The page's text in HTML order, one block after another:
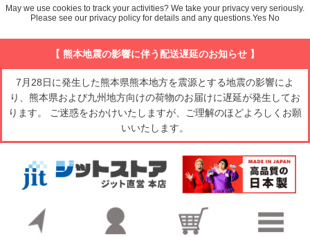
【 熊本地震の影響に伴う配送遅延のお知らせ 】
7月28日に発生した熊本県熊本地方を震源とする地震の影響によ
り、熊本県および九州地方向けの荷物のお届けに遅延が発生してお
ります。 ご迷惑をおかけいたしますが、ご理解のほどよろしくお願
いいたします。
May we use cookies to track your activities? We take your privacy very seriously.
Please see our privacy policy for details and any questions.Yes No